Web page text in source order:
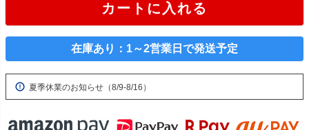
カートに入れる
在庫あり：1～2営業日で発送予定
夏季休業のお知らせ（8/9-8/16）